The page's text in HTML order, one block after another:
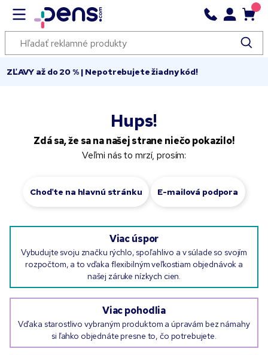
ZĽAVY až do 20 % | Nepotrebujete žiadny kód!
Hups!
Zdá sa, že sa na našej strane niečo pokazilo!
Veľmi nás to mrzí, prosím:
Choďte na hlavnú stránku E-mailová podpora
Viac úspor
Vybudujte svoju značku rýchlo, spoľahlivo a v súlade so svojím
rozpočtom, a to vďaka flexibilným veľkostiam objednávok a
našej záruke nízkych cien.
Viac pohodlia
Vďaka starostlivo vybraným produktom a úpravám bez námahy
si ľahko objednáte presne to, čo potrebujete.